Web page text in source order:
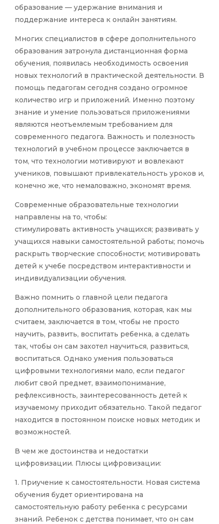
образование — удержание внимания и
поддержание интереса к онлайн занятиям.
Многих специалистов в сфере дополнительного
образования затронула дистанционная форма
обучения, появилась необходимость освоения
новых технологий в практической деятельности. В
помощь педагогам сегодня создано огромное
количество игр и приложений. Именно поэтому
знание и умение пользоваться приложениями
являются неотъемлемым требованием для
современного педагога. Важность и полезность
технологий в учебном процессе заключается в
том, что технологии мотивируют и вовлекают
учеников, повышают привлекательность уроков и,
конечно же, что немаловажно, экономят время.
Современные образовательные технологии
направлены на то, чтобы:
стимулировать активность учащихся; развивать у
учащихся навыки самостоятельной работы; помочь
раскрыть творческие способности; мотивировать
детей к учебе посредством интерактивности и
индивидуализации обучения.
Важно помнить о главной цели педагога
дополнительного образования, которая, как мы
считаем, заключается в том, чтобы не просто
научить, развить, воспитать ребенка, а сделать
так, чтобы он сам захотел научиться, развиться,
воспитаться. Однако умения пользоваться
цифровыми технологиями мало, если педагог
любит свой предмет, взаимопонимание,
рефлексивность, заинтересованность детей к
изучаемому приходит обязательно. Такой педагог
находится в постоянном поиске новых методик и
возможностей.
В чем же достоинства и недостатки
цифровизации. Плюсы цифровизации:
1. Приучение к самостоятельности. Новая система
обучения будет ориентирована на
самостоятельную работу ребенка с ресурсами
знаний. Ребенок с детства понимает, что он сам